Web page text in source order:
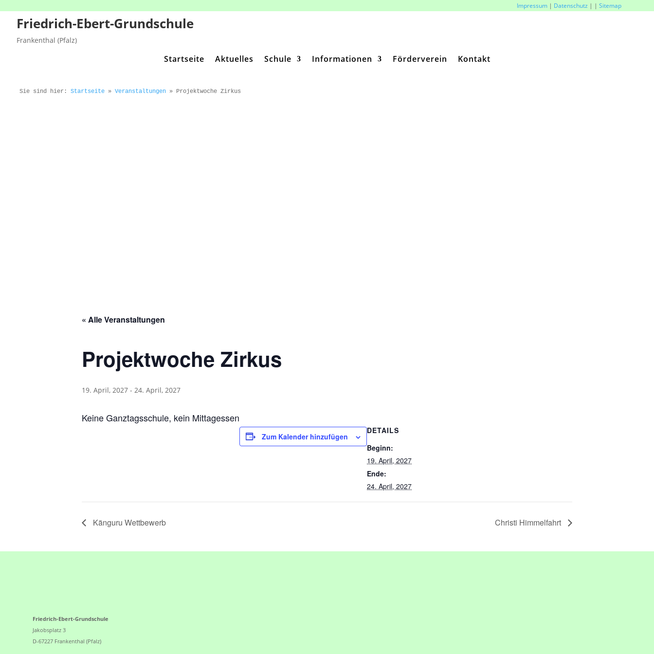
Impressum| Datenschutz | | Sitemap
Friedrich-Ebert-Grundschule
Frankenthal (Pfalz)
Startseite Aktuelles Schule Informationen Förderverein Kontakt
Sie sind hier: Startseite » Veranstaltungen » Projektwoche Zirkus
« Alle Veranstaltungen
Projektwoche Zirkus
19. April, 2027 - 24. April, 2027
Keine Ganztagsschule, kein Mittagessen
Zum Kalender hinzufügen
DETAILS
Beginn:
19. April, 2027
Ende:
24. April, 2027
Känguru Wettbewerb Christi Himmelfahrt
Friedrich-Ebert-Grundschule
Jakobsplatz 3
D-67227 Frankenthal (Pfalz)